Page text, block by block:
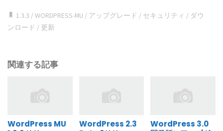
1.3.3 /WORDPRESS-MU / アップグレード / セキュリティ / ダウ
ンロード / 更新
関連する記事
WordPress MU
WordPress 2.3
WordPress 3.0